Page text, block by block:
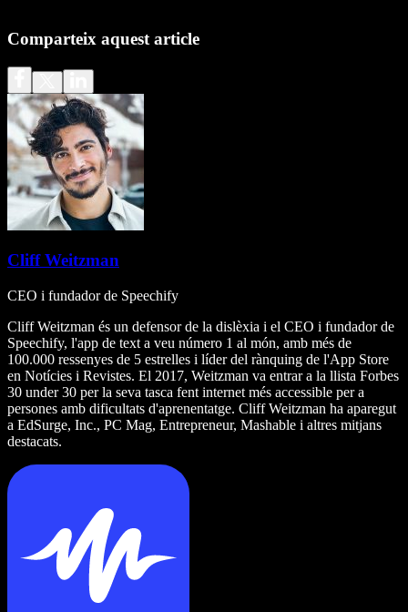
Comparteix aquest article
Cliff Weitzman
CEO i fundador de Speechify
Cliff Weitzman és un defensor de la dislèxia i el CEO i fundador de
Speechify, l'app de text a veu número 1 al món, amb més de
100.000 ressenyes de 5 estrelles i líder del rànquing de l'App Store
en Notícies i Revistes. El 2017, Weitzman va entrar a la llista Forbes
30 under 30 per la seva tasca fent internet més accessible per a
persones amb dificultats d'aprenentatge. Cliff Weitzman ha aparegut
a EdSurge, Inc., PC Mag, Entrepreneur, Mashable i altres mitjans
destacats.